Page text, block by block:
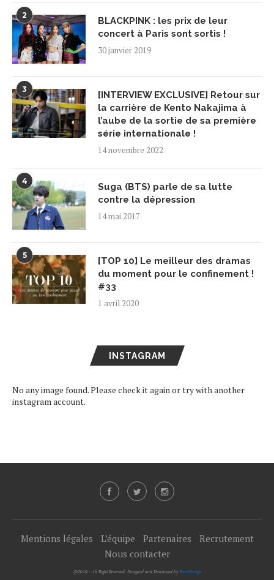
2
BLACKPINK : les prix de leur
concert à Paris sont sortis !
30 janvier 2019
3
[INTERVIEW EXCLUSIVE] Retour sur
la carrière de Kento Nakajima à
l’aube de la sortie de sa première
série internationale !
14 novembre 2022
4
Suga (BTS) parle de sa lutte
contre la dépression
14 mai 2017
5
[TOP 10] Le meilleur des dramas
du moment pour le confinement !
#33
1 avril 2020
INSTAGRAM
No any image found. Please check it again or try with another
instagram account.
Mentions légales L’équipe Partenaires
Recrutement
Nous contacter
@2019 - All Right Reserved. Designed and Developed by PenciDesign